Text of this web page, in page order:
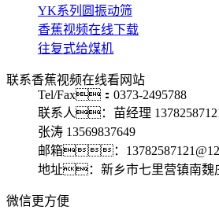
YK系列圆振动筛
香蕉视频在线下载
往复式给煤机
联系香蕉视频在线看网站
Tel/Fax：0373-2495788
联系人：苗经理
张涛 13569837649
邮箱：
地址：新乡市七里营镇南魏
微信更方便